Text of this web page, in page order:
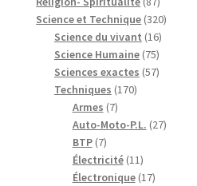
produits
Science et Technique 320320
Science du vivant 1616
produits
Science Humaine 7575
produits
Sciences exactes 5757
Techniques 170170
Armes 77
produits
Auto-Moto-P.L. 2727
BTP 77
produits
Électricité 1111
produits
Électronique 1717